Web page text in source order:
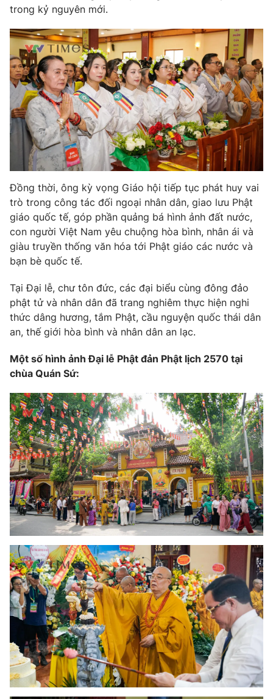
trong kỷ nguyên mới.
Đồng thời, ông kỳ vọng Giáo hội tiếp tục phát huy vai
trò trong công tác đối ngoại nhân dân, giao lưu Phật
giáo quốc tế, góp phần quảng bá hình ảnh đất nước,
con người Việt Nam yêu chuộng hòa bình, nhân ái và
giàu truyền thống văn hóa tới Phật giáo các nước và
bạn bè quốc tế.
Tại Đại lễ, chư tôn đức, các đại biểu cùng đông đảo
phật tử và nhân dân đã trang nghiêm thực hiện nghi
thức dâng hương, tắm Phật, cầu nguyện quốc thái dân
an, thế giới hòa bình và nhân dân an lạc.
Một số hình ảnh Đại lễ Phật đản Phật lịch 2570 tại
chùa Quán Sứ: